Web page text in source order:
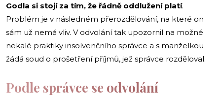
Godla si stojí za tím, že řádně oddlužení platí.
Problém je v následném přerozdělování, na které on
sám už nemá vliv. V odvolání tak upozornil na možné
nekalé praktiky insolvenčního správce a s manželkou
žádá soud o prošetření příjmů, jež správce rozděloval.
Podle správce se odvolání